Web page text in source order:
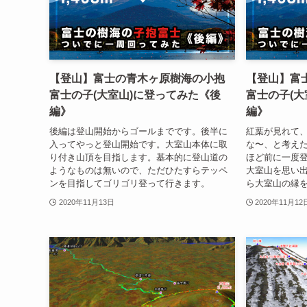
【登山】富士の青木ヶ原樹海の小抱
富士の子(大室山)に登ってみた《後
編》
後編は登山開始からゴールまでです。後半に
入ってやっと登山開始です。大室山本体に取
り付き山頂を目指します。基本的に登山道の
ようなものは無いので、ただひたすらテッペ
ンを目指してゴリゴリ登って行きます。
2020年11月13日
【登山】
富士の子(
編》
紅葉が見れて
な〜、と考え
ほど前に一度
大室山を思い
ら大室山の縁
2020年11月12